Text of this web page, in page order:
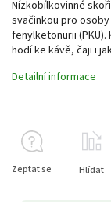
Nízkobílkovinné
svačinkou pro
fenylketonurii
hodí ke kávě, čaji i
Detailní informace
Zeptat se Hlídat